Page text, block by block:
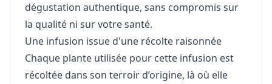
dégustation authentique, sans compromis sur
la qualité ni sur votre santé.
Une infusion issue d'une récolte raisonnée
Chaque plante utilisée pour cette infusion est
récoltée dans son terroir d’origine, là où elle